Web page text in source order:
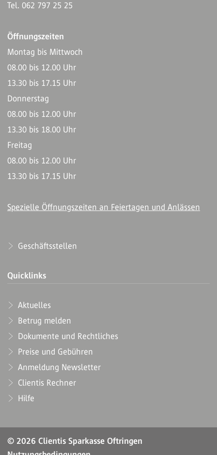
Tel. 062 797 25 25
Öffnungszeiten
Montag bis Mittwoch
08.00 bis 12.00 Uhr
13.30 bis 17.15 Uhr
Donnerstag
08.00 bis 12.00 Uhr
13.30 bis 18.00 Uhr
Freitag
08.00 bis 12.00 Uhr
13.30 bis 17.15 Uhr
Spezielle Öffnungszeiten an Feiertagen und Anlässen
Geschäftsstellen
Quicklinks
Aktuelles
Betrug melden
Dokumente und Rechtliches
Preise und Gebühren
Anmeldung Newsletter
Clientis Rechner
Hilfe
© 2026 Clientis Sparkasse Oftringen